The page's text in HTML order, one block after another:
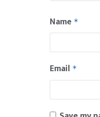
Name *
Email *